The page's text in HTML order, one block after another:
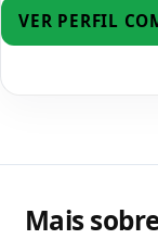
VER PERFIL
Mais